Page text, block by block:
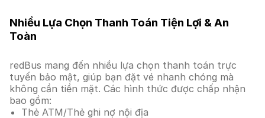
Nhiều Lựa Chọn Thanh Toán Tiện Lợi & An
Toàn
redBus mang đến nhiều lựa chọn thanh toán trực
tuyến bảo mật, giúp bạn đặt vé nhanh chóng mà
không cần tiền mặt. Các hình thức được chấp nhận
bao gồm:
Thẻ ATM/Thẻ ghi nợ nội địa